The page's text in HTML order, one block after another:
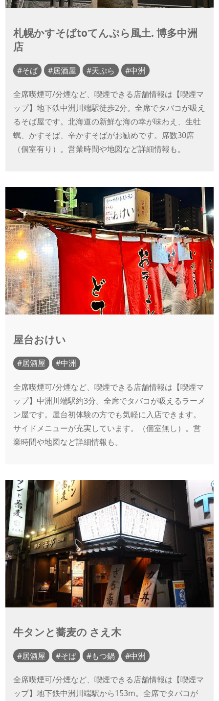
札幌かすそばtoてんぷら風土. 博多中洲
店
そば 居酒屋 天ぷら 中洲
全席喫煙可/分煙など、喫煙できる店舗情報は【喫煙マ
ップ】地下鉄中洲川端駅徒歩2分。全席でタバコが吸え
るそば屋です。北海道の新鮮な海の幸が味わえ、生牡
蠣、かすそば、辛かすそばがお勧めです。席数30席
（個室有り）。営業時間や地図など詳細情報も。
屋台おけい
居酒屋 中洲
全席喫煙可/分煙など、喫煙できる店舗情報は【喫煙マ
ップ】中洲川端駅約3分。全席でタバコが吸えるラーメ
ン屋です。屋台初体験の方でも気軽に入店できます。
サイドメニューが充実しています。（個室無し）。営
業時間や地図など詳細情報も。
牛タンと蕎麦の さえ木
居酒屋 そば もつ鍋 中洲
全席喫煙可/分煙など、喫煙できる店舗情報は【喫煙マ
ップ】地下鉄中洲川端駅から153m。全席でタバコが